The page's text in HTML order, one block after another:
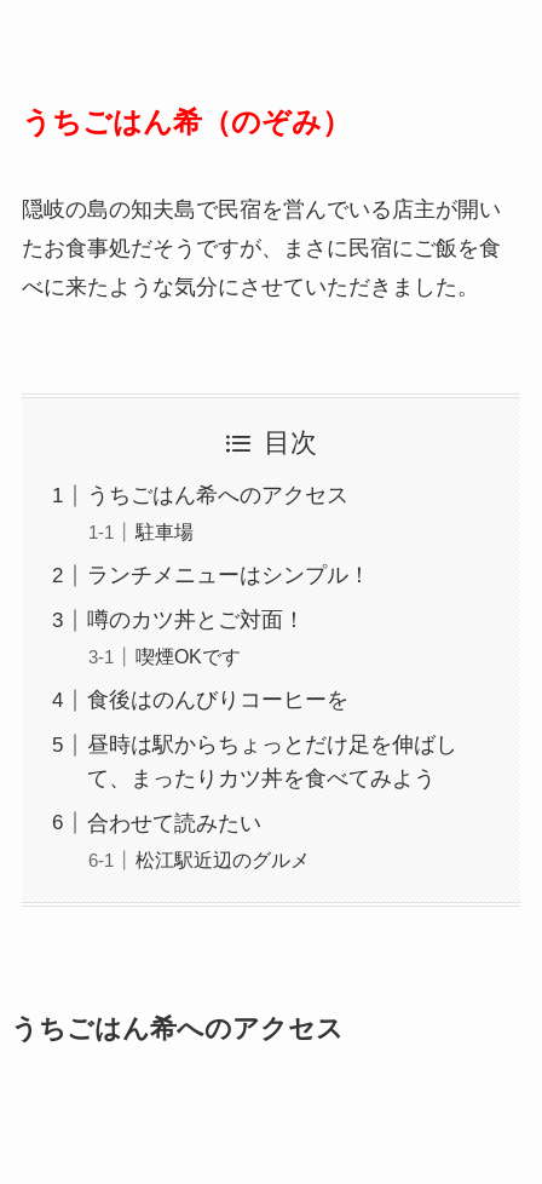
うちごはん希（のぞみ）
隠岐の島の知夫島で民宿を営んでいる店主が開い
たお食事処だそうですが、まさに民宿にご飯を食
べに来たような気分にさせていただきました。
目次
うちごはん希へのアクセス
駐車場
ランチメニューはシンプル！
噂のカツ丼とご対面！
喫煙OKです
食後はのんびりコーヒーを
昼時は駅からちょっとだけ足を伸ばし
て、まったりカツ丼を食べてみよう
合わせて読みたい
松江駅近辺のグルメ
うちごはん希へのアクセス